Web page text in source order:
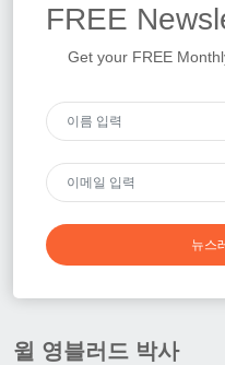
FREE
Get your FREE
뉴스
윌 영블러드 박사